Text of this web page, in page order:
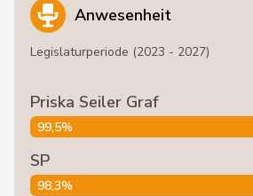
Anwesenheit
Legislaturperiode (2023 - 2027)
Priska Seiler Graf
99,5%
SP
98,3%